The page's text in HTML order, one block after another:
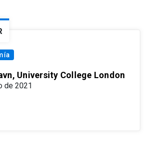
University College London
de 2021